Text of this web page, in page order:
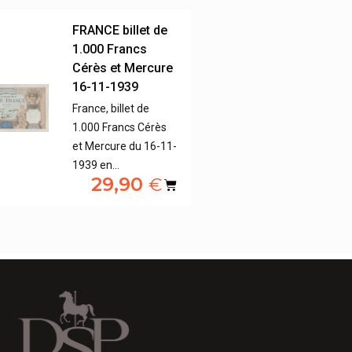
FRANCE billet de
1.000 Francs
Cérès et Mercure
16-11-1939
France, billet de
1.000 Francs Cérès
et Mercure du 16-11-
1939 en…
29,90 €